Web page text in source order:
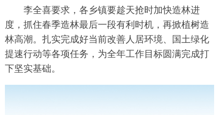
李全喜要求，各乡镇要趁天抢时加快造林进
度，抓住春季造林最后一段有利时机，再掀植树造
林高潮。扎实完成好当前改善人居环境、国土绿化
提速行动等各项任务，为全年工作目标圆满完成打
下坚实基础。